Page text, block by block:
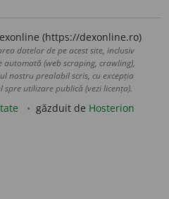
(https://dexonline.ro)
datelor de pe acest site, inclusiv
(web scraping, crawling),
nostru prealabil scris, cu excepția
utilizare publică (vezi licența).
găzduit de Hosterion